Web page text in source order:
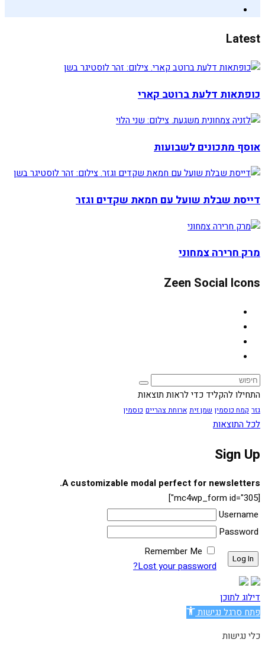
Latest
כופתאות דלעת ברוטב קארי
אוסף מתכונים לשבועות
דייסת שבלת שועל עם חמאת שקדים וגזר
מרק חרירה צמחוני
Zeen Social Icons
התחילו להקליד כדי לראות תוצאות
גזר קמח כוסמין שמן זית ארוחת צהריים כוסמין
לכל התוצאות
Sign Up
A customizable modal perfect for newsletters.
[mc4wp_form id="305"]
Username
Password
Remember Me
Lost your password?
דילוג לתוכן
פתח סרגל נגישות
כלי נגישות